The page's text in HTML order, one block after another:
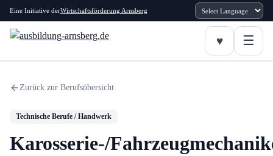
Eine Initiative derWirtschaftsförderung Arnsberg
Zurück zur Berufsübersicht
Technische Berufe / Handwerk
Karosserie-/